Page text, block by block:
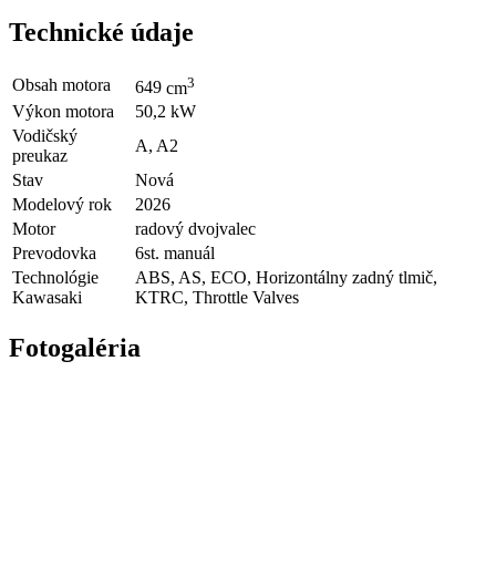
Technické údaje
Obsah motora 649 cm3
Výkon motora 50,2 kW
Vodičský
preukaz
A, A2
Stav
Nová
Modelový rok
2026
Motor
radový dvojvalec
Prevodovka
6st. manuál
Technológie
Kawasaki
ABS, AS, ECO, Horizontálny zadný tlmič,
KTRC, Throttle Valves
Fotogaléria